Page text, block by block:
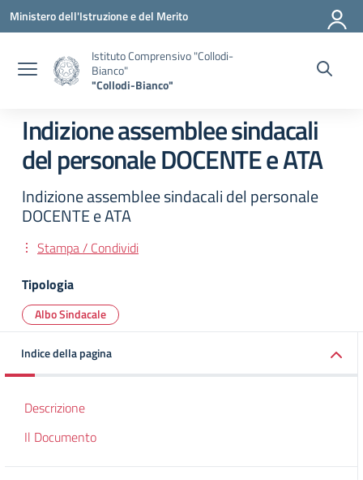
Vai ai contenuti
Vai al menu di navigazione
Vai al footer
Ministero dell'Istruzione e del Merito
Istituto Comprensivo "Collodi-
Bianco"
"Collodi-Bianco"
Indizione assemblee sindacali
del personale DOCENTE e ATA
Indizione assemblee sindacali del personale
DOCENTE e ATA
Stampa / Condividi
Tipologia
Albo Sindacale
Indice della pagina
Descrizione
Il Documento